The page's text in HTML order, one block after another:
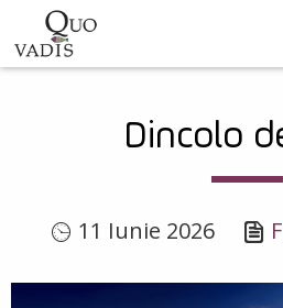
Sari la conținutul
Navigare
principalăDincolo
11 Iunie 2026